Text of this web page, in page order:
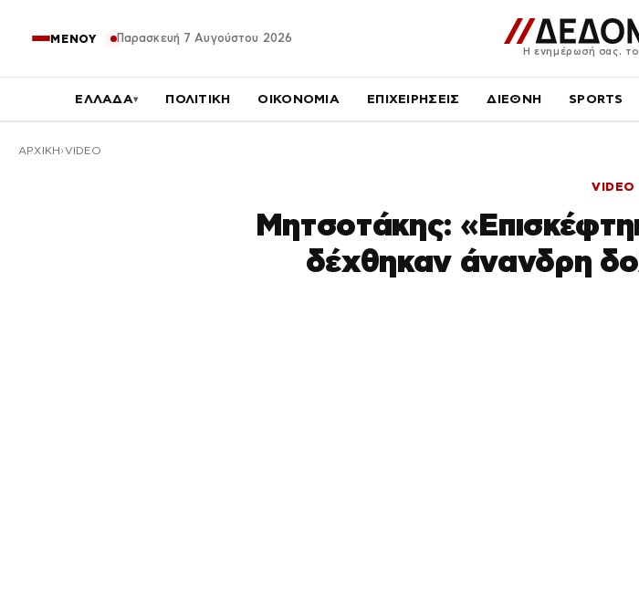
ΜΕΝΟΥ Παρασκευή 7 Αυγούστου 2026
Η ενημέρωσή σας,
ΕΛΛΑΔΑ▾ ΠΟΛΙΤΙΚΗ ΟΙΚΟΝΟΜΙΑ ΕΠΙΧΕΙΡΗΣΕΙΣ ΔΙΕΘΝΗ SPORTS
ΑΡΧΙΚΉ VIDEO
VIDEO
Μητσοτάκης:
δέχθηκαν άνανδρη